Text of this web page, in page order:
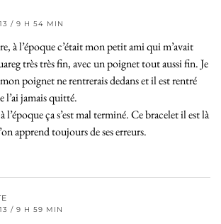
/ 9 H 54 MIN
à l’époque c’était mon petit ami qui m’avait
très très fin, avec un poignet tout aussi fin. Je
poignet ne rentrerais dedans et il est rentré
l’ai jamais quitté.
l’époque ça s’est mal terminé. Ce bracelet il est là
apprend toujours de ses erreurs.
/ 9 H 59 MIN